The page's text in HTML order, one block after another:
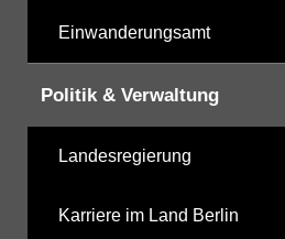
Einwanderungsamt
Politik & Verwaltung
Landesregierung
Karriere im Land Berlin